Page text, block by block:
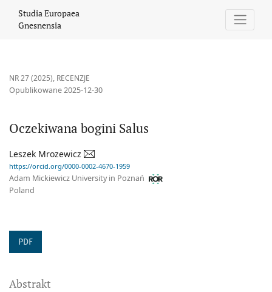
Studia Europaea
Gnesnensia
NR 27 (2025), RECENZJE
Oczekiwana bogini Salus
Opublikowane 2025-12-30
Leszek Mrozewicz
https://orcid.org/0000-0002-4670-1959
Adam Mickiewicz University in Poznań
Poland
PDF
Abstrakt